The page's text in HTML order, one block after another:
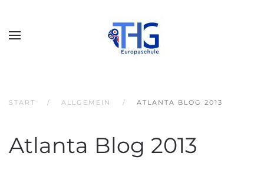
START ALLGEMEIN ATLANTA BLOG 2013
Atlanta Blog 2013